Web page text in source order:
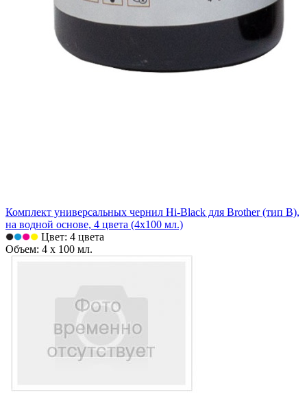
Комплект универсальных чернил Hi-Black для Brother (тип B),
на водной основе, 4 цвета (4х100 мл.)
Цвет: 4 цвета
Объем: 4 х 100 мл.